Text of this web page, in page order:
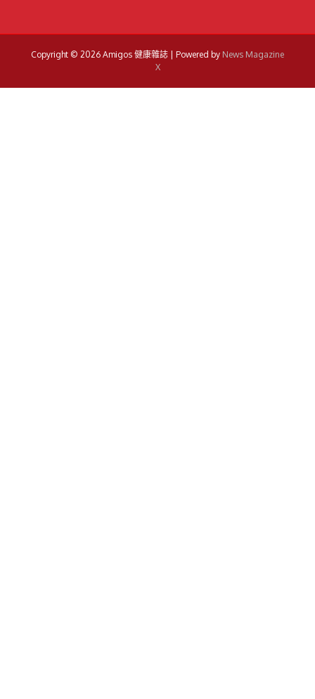
Copyright © 2026 Amigos 健康雜誌 | Powered by News Magazine
X